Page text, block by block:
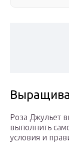
Роза Джульет
выполнить
условия и